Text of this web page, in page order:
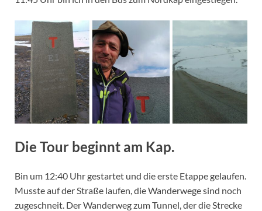
Die Tour beginnt am Kap.
Bin um 12:40 Uhr gestartet und die erste Etappe gelaufen.
Musste auf der Straße laufen, die Wanderwege sind noch
zugeschneit. Der Wanderweg zum Tunnel, der die Strecke